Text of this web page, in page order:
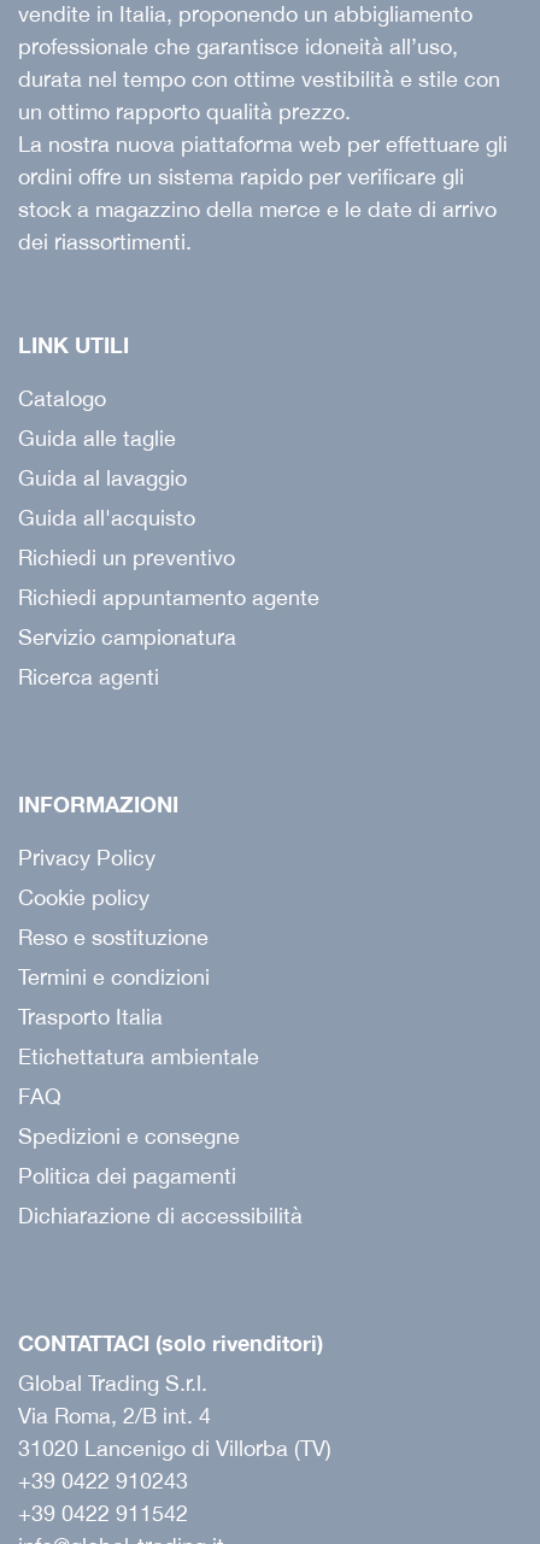
vendite in Italia, proponendo un abbigliamento
professionale che garantisce idoneità all’uso,
durata nel tempo con ottime vestibilità e stile con
un ottimo rapporto qualità prezzo.
La nostra nuova piattaforma web per effettuare gli
ordini offre un sistema rapido per verificare gli
stock a magazzino della merce e le date di arrivo
dei riassortimenti.
LINK UTILI
Catalogo
Guida alle taglie
Guida al lavaggio
Guida all'acquisto
Richiedi un preventivo
Richiedi appuntamento agente
Servizio campionatura
Ricerca agenti
INFORMAZIONI
Privacy Policy
Cookie policy
Reso e sostituzione
Termini e condizioni
Trasporto Italia
Etichettatura ambientale
FAQ
Spedizioni e consegne
Politica dei pagamenti
Dichiarazione di accessibilità
CONTATTACI (solo rivenditori)
Global Trading S.r.l.
Via Roma, 2/B int. 4
31020 Lancenigo di Villorba (TV)
+39 0422 910243
+39 0422 911542